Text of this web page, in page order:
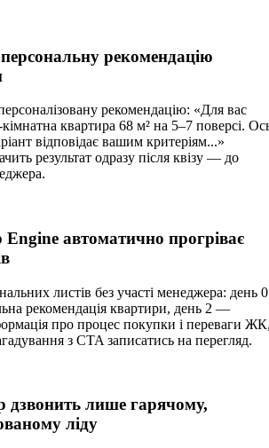
рекомендацію
рекомендацію: «Для вас
кімнатна квартира 68 м² на 5–7 поверсі.
відповідає вашим критеріям...»
результат одразу після квізу — до
автоматично прогріває
листів без участі менеджера: день 0
рекомендація квартири, день 2 —
про процес покупки і переваги
з CTA записатись на перегляд.
дзвонить лише гарячому,
ліду